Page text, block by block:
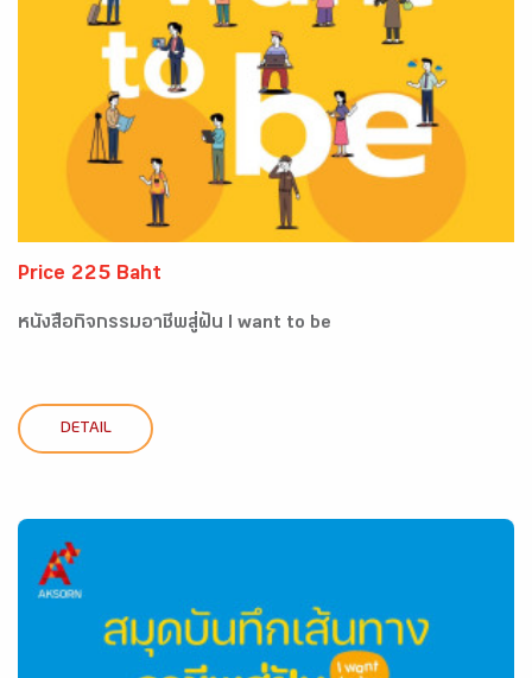
Price 225 Baht
หนังสือกิจกรรมอาชีพสู่ฝัน I want to be
DETAIL